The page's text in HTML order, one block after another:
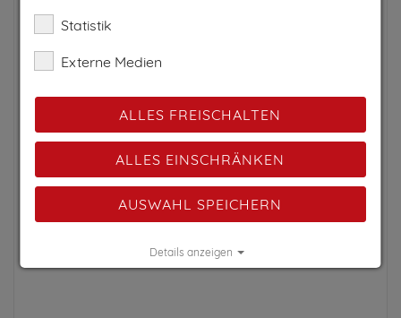
Statistik
Externe Medien
ALLES FREISCHALTEN
ALLES EINSCHRÄNKEN
AUSWAHL SPEICHERN
Details anzeigen